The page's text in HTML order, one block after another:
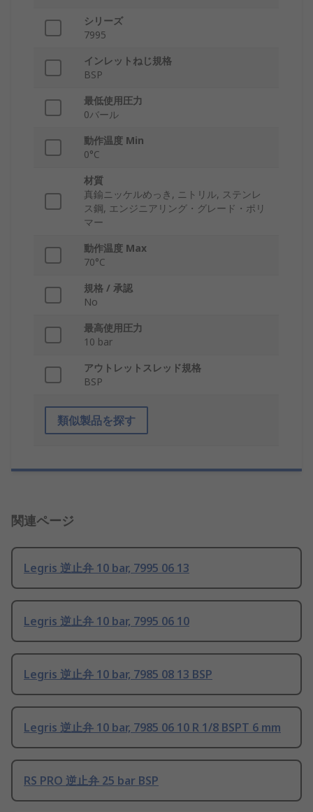
シリーズ
7995
インレットねじ規格
BSP
最低使用圧力
0バール
動作温度 Min
0°C
材質
真鍮ニッケルめっき, ニトリル, ステンレ
ス鋼, エンジニアリング・グレード・ポリ
マー
動作温度 Max
70°C
規格 / 承認
No
最高使用圧力
10 bar
アウトレットスレッド規格
BSP
類似製品を探す
関連ページ
Legris 逆止弁 10 bar, 7995 06 13
Legris 逆止弁 10 bar, 7995 06 10
Legris 逆止弁 10 bar, 7985 08 13 BSP
Legris 逆止弁 10 bar, 7985 06 10 R 1/8 BSPT 6 mm
RS PRO 逆止弁 25 bar BSP